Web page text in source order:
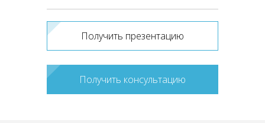
Получить презентацию
Получить консультацию